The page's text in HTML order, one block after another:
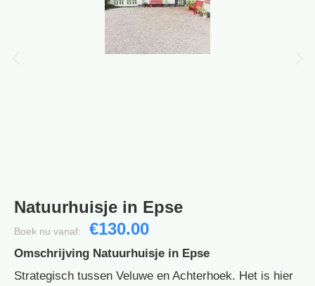
Natuurhuisje in Epse
Boek nu vanaf: €130.00
Omschrijving Natuurhuisje in Epse
Strategisch tussen Veluwe en Achterhoek. Het is hier